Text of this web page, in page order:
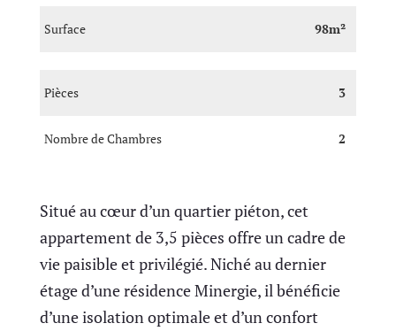
Surface 98m²
Pièces 3
Nombre de Chambres 2
Situé au cœur d’un quartier piéton, cet
appartement de 3,5 pièces offre un cadre de
vie paisible et privilégié. Niché au dernier
étage d’une résidence Minergie, il bénéficie
d’une isolation optimale et d’un confort